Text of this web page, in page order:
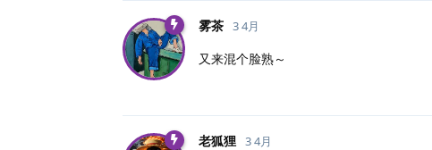
雾茶 3 4月
又来混个脸熟～
老狐狸 3 4月